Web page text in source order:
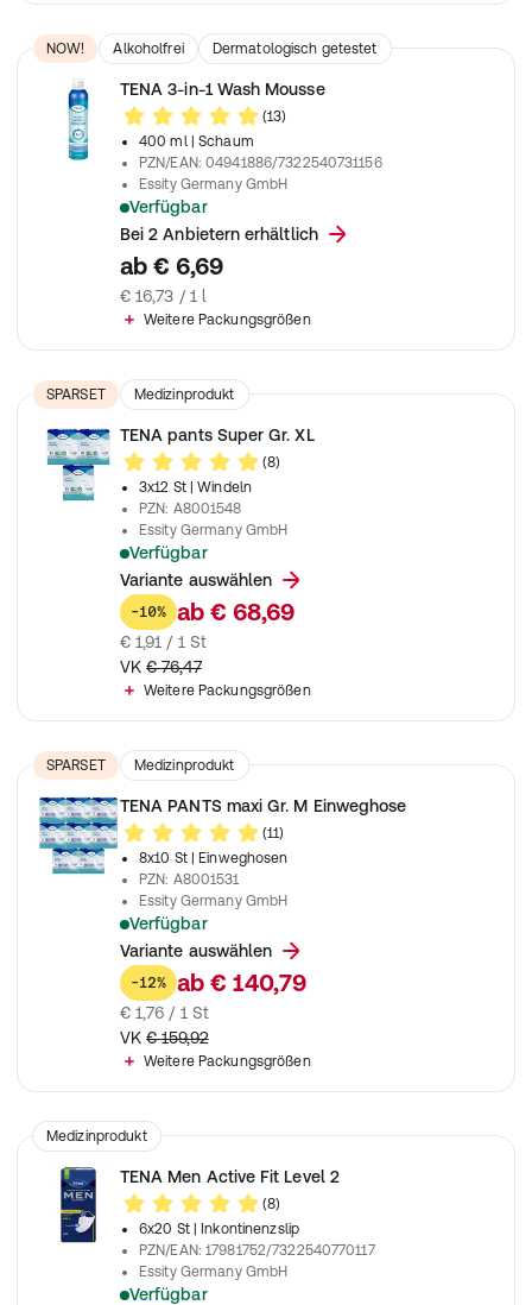
NOW! Alkoholfrei Dermatologisch getestet
TENA 3-in-1 Wash Mousse
(13)
400 ml
| Schaum
PZN/EAN:04941886/7322540731156
Essity Germany GmbH
Verfügbar
Ideal für die häufige Reinigung, insbesondere bei der
Bei 2 Anbietern erhältlich
ab € 6,69
€ 16,73 / 1 l
Weitere Packungsgrößen
SPARSET Medizinprodukt
TENA pants Super Gr. XL
(8)
3x12 St
| Windeln
PZN: A8001548
Essity Germany GmbH
Verfügbar
Unisex Einweghosen zur Anwendung bei mittlere bis
Variante auswählen
-10% ab € 68,69
€ 1,91 / 1 St
VK € 76,47
Weitere Packungsgrößen
SPARSET Medizinprodukt
TENA PANTS maxi Gr. M Einweghose
(11)
8x10 St
| Einweghosen
PZN: A8001531
Essity Germany GmbH
Verfügbar
Unisex Einweghosen zur Anwendung bei schwerer
Variante auswählen
-12% ab € 140,79
€ 1,76 / 1 St
VK € 159,92
Weitere Packungsgrößen
Medizinprodukt
TENA Men Active Fit Level 2
(8)
6x20 St
| Inkontinenzslip
PZN/EAN:17981752/7322540770117
Essity Germany GmbH
Verfügbar